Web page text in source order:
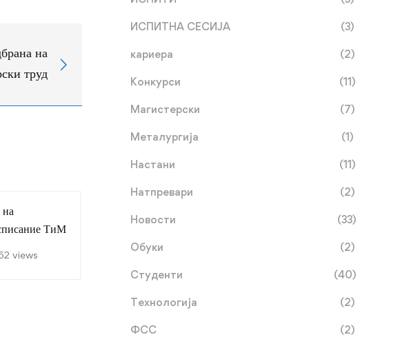
на
труд
на
ТиМ
views 23.01.2026
Конечна листа на
на трет циклус
академската 2025/2026
18.12.2025
ИСПИТНА СЕСИЈА (3)
кариера (2)
Конкурси (11)
Магистерски (7)
Металургија (1)
Настани (11)
Натпревари (2)
Новости (33)
Обуки (2)
Студенти (40)
Технологија (2)
ФСС (2)